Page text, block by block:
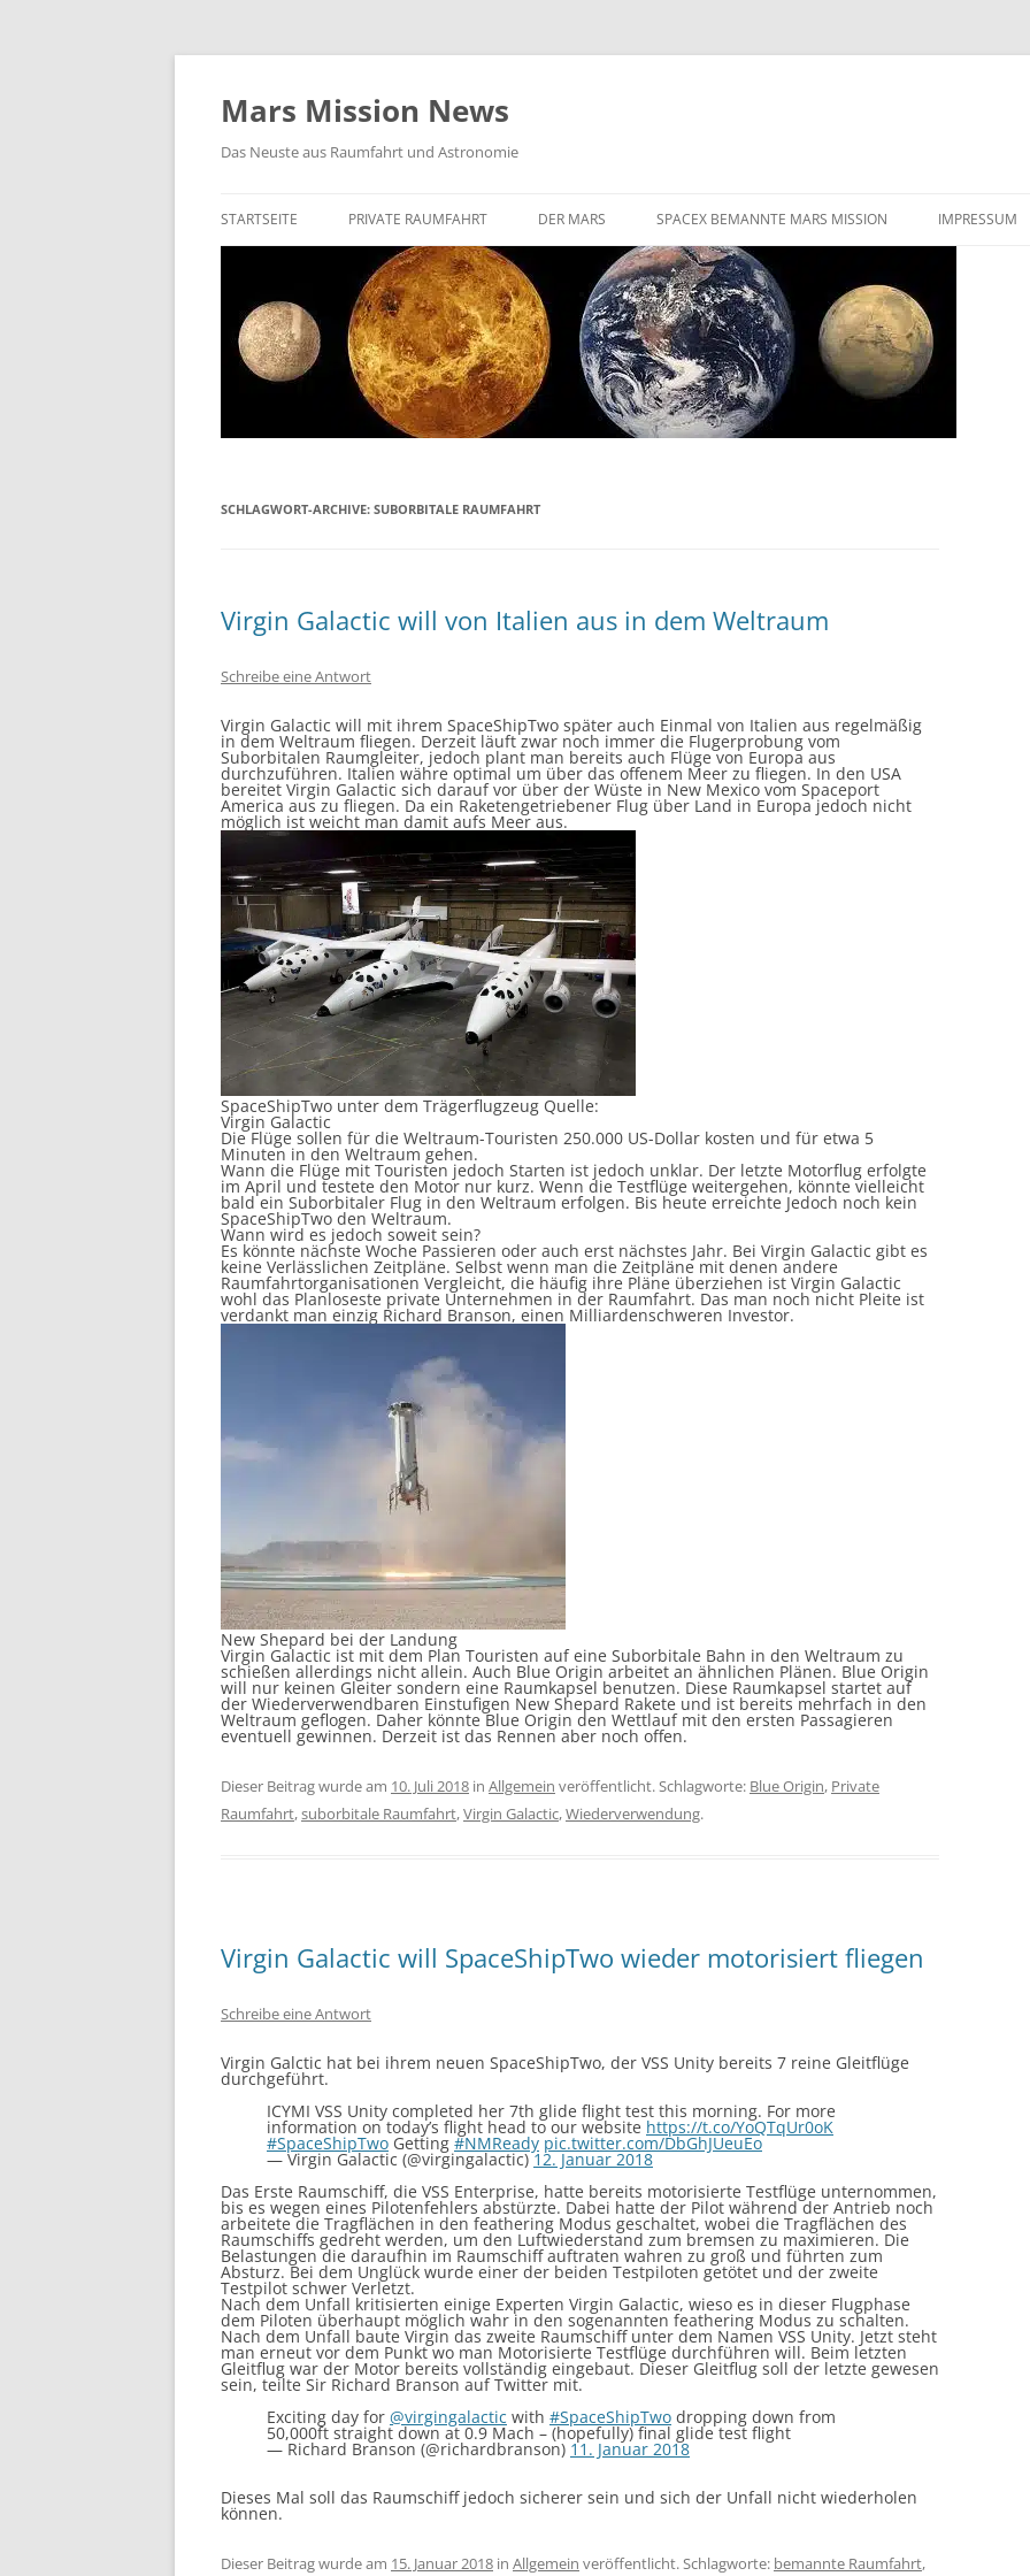
Zum
Mars Mission News
Das Neuste aus Raumfahrt und Astronomie
STARTSEITE PRIVATE RAUMFAHRT
SPACEX STARLINK SATELLITEN NETZWERK
BIEGELOW AEROSPACE
ROCKET LAB
VIRGIN GALACTIC
ISAR AEROSPACE
DER MARS
DIE HERAUSFORDERUNGEN EINER
BEMANNTEN MARS MISSION
FLÜGE ZUM MARS
GIBT ES AKTIVE VULKANISMUS
AUF DEM MARS
SPACEX BEMANNTE MARS MISSION IMPRESSUM
SCHLAGWORT-ARCHIVE: SUBORBITALE RAUMFAHRT
Virgin Galactic will von Italien aus in dem Weltraum
Schreibe eine Antwort
Virgin Galactic will mit ihrem SpaceShipTwo später auch Einmal von Italien aus regelmäßig
in dem Weltraum fliegen. Derzeit läuft zwar noch immer die Flugerprobung vom
Suborbitalen Raumgleiter, jedoch plant man bereits auch Flüge von Europa aus
durchzuführen. Italien währe optimal um über das offenem Meer zu fliegen. In den USA
bereitet Virgin Galactic sich darauf vor über der Wüste in New Mexico vom Spaceport
America aus zu fliegen. Da ein Raketengetriebener Flug über Land in Europa jedoch nicht
möglich ist weicht man damit aufs Meer aus.
SpaceShipTwo unter dem Trägerflugzeug Quelle:
Virgin Galactic
Die Flüge sollen für die Weltraum-Touristen 250.000 US-Dollar kosten und für etwa 5
Minuten in den Weltraum gehen.
Wann die Flüge mit Touristen jedoch Starten ist jedoch unklar. Der letzte Motorflug erfolgte
im April und testete den Motor nur kurz. Wenn die Testflüge weitergehen, könnte vielleicht
bald ein Suborbitaler Flug in den Weltraum erfolgen. Bis heute erreichte Jedoch noch kein
SpaceShipTwo den Weltraum.
Wann wird es jedoch soweit sein?
Es könnte nächste Woche Passieren oder auch erst nächstes Jahr. Bei Virgin Galactic gibt es
keine Verlässlichen Zeitpläne. Selbst wenn man die Zeitpläne mit denen andere
Raumfahrtorganisationen Vergleicht, die häufig ihre Pläne überziehen ist Virgin Galactic
wohl das Planloseste private Unternehmen in der Raumfahrt. Das man noch nicht Pleite ist
verdankt man einzig Richard Branson, einen Milliardenschweren Investor.
New Shepard bei der Landung
Virgin Galactic ist mit dem Plan Touristen auf eine Suborbitale Bahn in den Weltraum zu
schießen allerdings nicht allein. Auch Blue Origin arbeitet an ähnlichen Plänen. Blue Origin
will nur keinen Gleiter sondern eine Raumkapsel benutzen. Diese Raumkapsel startet auf
der Wiederverwendbaren Einstufigen New Shepard Rakete und ist bereits mehrfach in den
Weltraum geflogen. Daher könnte Blue Origin den Wettlauf mit den ersten Passagieren
eventuell gewinnen. Derzeit ist das Rennen aber noch offen.
Dieser Beitrag wurde am 10. Juli 2018 in Allgemein veröffentlicht. Schlagworte: Blue Origin, Private
Raumfahrt,suborbitale Raumfahrt,Virgin Galactic,Wiederverwendung.
Virgin Galactic will SpaceShipTwo wieder motorisiert fliegen
Schreibe eine Antwort
Virgin Galctic hat bei ihrem neuen SpaceShipTwo, der VSS Unity bereits 7 reine Gleitflüge
durchgeführt.
ICYMI VSS Unity completed her 7th glide flight test this morning. For more
information on today’s flight head to our website https://t.co/YoQTqUr0oK
#SpaceShipTwo Getting #NMReady pic.twitter.com/DbGhJUeuEo
— Virgin Galactic (@virgingalactic)12. Januar 2018
Das Erste Raumschiff, die VSS Enterprise, hatte bereits motorisierte Testflüge unternommen,
bis es wegen eines Pilotenfehlers abstürzte. Dabei hatte der Pilot während der Antrieb noch
arbeitete die Tragflächen in den feathering Modus geschaltet, wobei die Tragflächen des
Raumschiffs gedreht werden, um den Luftwiederstand zum bremsen zu maximieren. Die
Belastungen die daraufhin im Raumschiff auftraten wahren zu groß und führten zum
Absturz. Bei dem Unglück wurde einer der beiden Testpiloten getötet und der zweite
Testpilot schwer Verletzt.
Nach dem Unfall kritisierten einige Experten Virgin Galactic, wieso es in dieser Flugphase
dem Piloten überhaupt möglich wahr in den sogenannten feathering Modus zu schalten.
Nach dem Unfall baute Virgin das zweite Raumschiff unter dem Namen VSS Unity. Jetzt steht
man erneut vor dem Punkt wo man Motorisierte Testflüge durchführen will. Beim letzten
Gleitflug war der Motor bereits vollständig eingebaut. Dieser Gleitflug soll der letzte gewesen
sein, teilte Sir Richard Branson auf Twitter mit.
Exciting day for @virgingalactic with #SpaceShipTwo dropping down from
50,000ft straight down at 0.9 Mach – (hopefully) final glide test flight
— Richard Branson (@richardbranson) 11. Januar 2018
Dieses Mal soll das Raumschiff jedoch sicherer sein und sich der Unfall nicht wiederholen
können.
Dieser Beitrag wurde am 15. Januar 2018 in Allgemein veröffentlicht. Schlagworte: bemannte Raumfahrt,